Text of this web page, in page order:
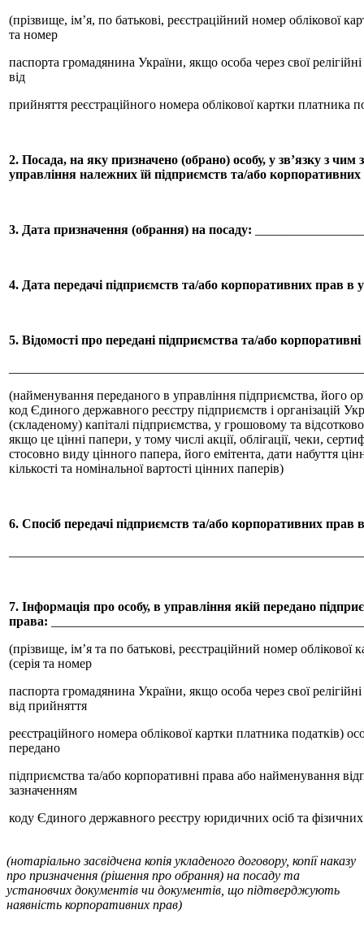
(прізвище, ім’я, по батькові, реєстраційний номер облікової
та номер
паспорта громадянина України, якщо особа через свої
від
прийняття реєстраційного номера облікової картки платника
2. Посада, на яку призначено (обрано) особу, у зв’язку з чим
управління належних їй підприємств та/або
3. Дата призначення (обрання) на посаду:
4. Дата передачі підприємств та/або корпоративних прав в
5. Відомості про передані підприємства та/або
(найменування переданого в управління підприємства, його
код Єдиного державного реєстру підприємств і організацій
(складеному) капіталі підприємства, у грошовому та
якщо це цінні папери, у тому числі акції, облігації, чеки,
стосовно виду цінного папера, його емітента, дати набуття
кількості та номінальної вартості цінних паперів)
6. Спосіб передачі підприємств та/або корпоративних прав
7. Інформація про особу, в управління якій передано
права:
(прізвище, ім’я та по батькові, реєстраційний номер облікової
(серія та номер
паспорта громадянина України, якщо особа через свої
від прийняття
реєстраційного номера облікової картки платника податків)
передано
підприємства та/або корпоративні права або найменування
зазначенням
коду Єдиного державного реєстру юридичних осіб та фізичних
(нотаріально засвідчена копія укладеного договору, копії наказу
про призначення (рішення про обрання) на посаду та
установчих документів чи документів, що підтверджують
наявність корпоративних прав)